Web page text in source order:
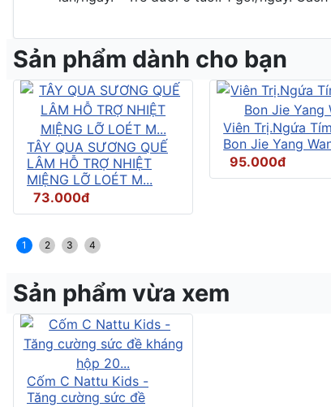
Sản phẩm dành cho bạn
TÂY QUA SƯƠNG QUẾ
LÂM HỖ TRỢ NHIỆT
MIỆNG LỠ LOÉT M...
73.000đ
Viên Trị.Ngứa
Bon Jie Yang
95.000đ
1 2 3 4
Sản phẩm vừa xem
Cốm C Nattu Kids -
Tăng cường sức đề